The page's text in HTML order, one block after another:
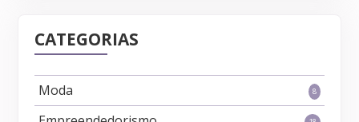
CATEGORIAS
Moda 8